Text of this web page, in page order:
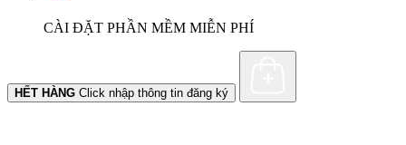
CÀI ĐẶT PHẦN MỀM MIỄN PHÍ
HẾT HÀNG Click nhập thông tin đăng ký